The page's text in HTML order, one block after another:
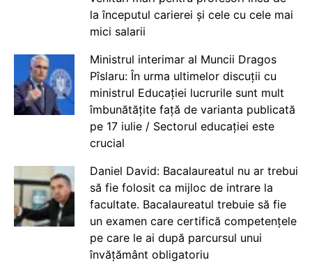
la începutul carierei și cele cu cele mai
mici salarii
Ministrul interimar al Muncii Dragos
Pîslaru: În urma ultimelor discuții cu
ministrul Educației lucrurile sunt mult
îmbunătățite față de varianta publicată
pe 17 iulie / Sectorul educației este
crucial
Daniel David: Bacalaureatul nu ar trebui
să fie folosit ca mijloc de intrare la
facultate. Bacalaureatul trebuie să fie
un examen care certifică competențele
pe care le ai după parcursul unui
învățământ obligatoriu